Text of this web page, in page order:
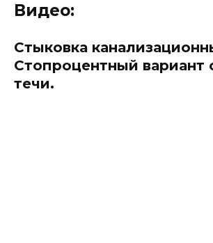
Видео:
Стыковка
Стопроцентный вариант
течи.